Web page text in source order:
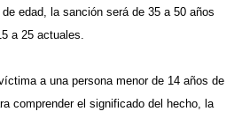
edad, la sanción será de 35 a 50 años
a 25 actuales.
a una persona menor de 14 años de
comprender el significado del hecho, la